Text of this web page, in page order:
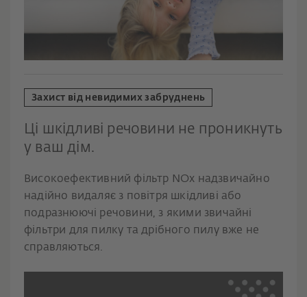
Захист від невидимих забруднень
Ці шкідливі речовини не проникнуть
у ваш дім.
Високоефективний фільтр NOx надзвичайно
надійно видаляє з повітря шкідливі або
подразнюючі речовини, з якими звичайні
фільтри для пилку та дрібного пилу вже не
справляються.